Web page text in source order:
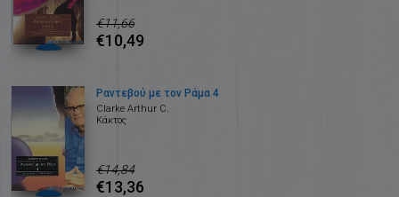
€11,66
€10,49
Ραντεβού με τον Ράμα 4
Clarke Arthur C.
Κάκτος
€14,84
€13,36